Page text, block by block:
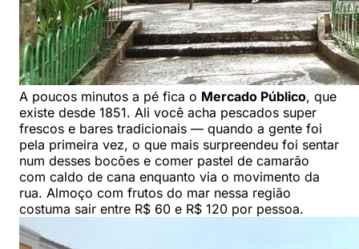
A poucos minutos a pé fica o Mercado Público, que
existe desde 1851. Ali você acha pescados super
frescos e bares tradicionais — quando a gente foi
pela primeira vez, o que mais surpreendeu foi sentar
num desses bocões e comer pastel de camarão
com caldo de cana enquanto via o movimento da
rua. Almoço com frutos do mar nessa região
costuma sair entre R$ 60 e R$ 120 por pessoa.